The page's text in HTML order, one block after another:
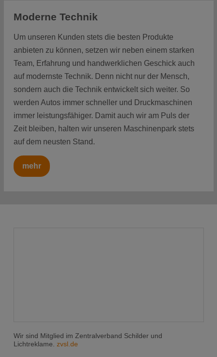
Moderne Technik
Um unseren Kunden stets die besten Produkte
anbieten zu können, setzen wir neben einem starken
Team, Erfahrung und handwerklichen Geschick auch
auf modernste Technik. Denn nicht nur der Mensch,
sondern auch die Technik entwickelt sich weiter. So
werden Autos immer schneller und Druckmaschinen
immer leistungsfähiger. Damit auch wir am Puls der
Zeit bleiben, halten wir unseren Maschinenpark stets
auf dem neusten Stand.
mehr
Wir sind Mitglied im Zentralverband Schilder und
Lichtreklame. zvsl.de